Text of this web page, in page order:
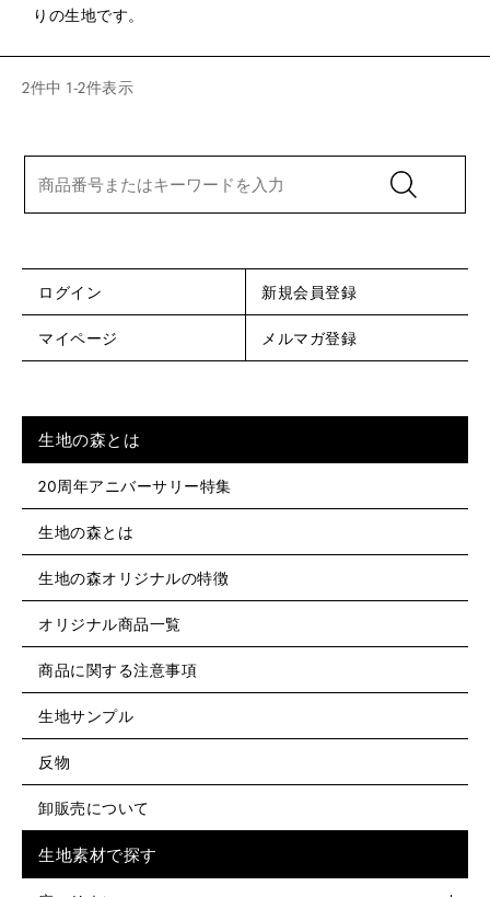
りの生地です。
2件中 1-2件表示
ログイン 新規会員登録
マイページ メルマガ登録
生地の森とは
20周年アニバーサリー特集
生地の森とは
生地の森オリジナルの特徴
オリジナル商品一覧
商品に関する注意事項
生地サンプル
反物
卸販売について
生地素材で探す